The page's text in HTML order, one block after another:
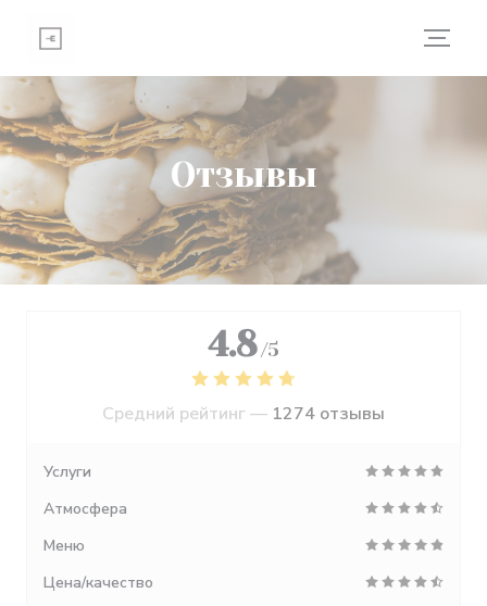
Отзывы
4.8 /5
Средний рейтинг — 1274 отзывы
Услуги
Атмосфера
Меню
Цена/качество